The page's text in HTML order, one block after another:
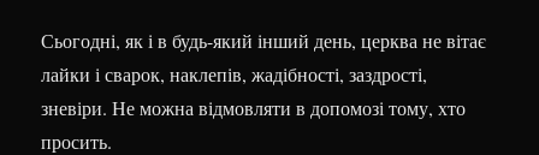
Сьогодні, як і в будь-який інший день, церква не вітає
лайки і сварок, наклепів, жадібності, заздрості,
зневіри. Не можна відмовляти в допомозі тому, хто
просить.